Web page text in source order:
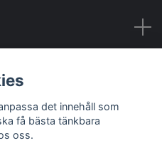
det innehåll som
få bästa tänkbara
oss.